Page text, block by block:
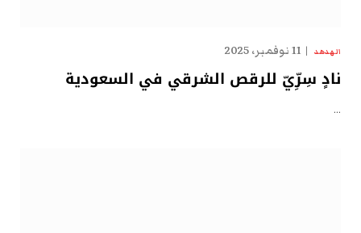
الهدهد 11 نوفمبر، 2025
نادٍ سِرِّيّ للرقص الشرقي في السعودية
…